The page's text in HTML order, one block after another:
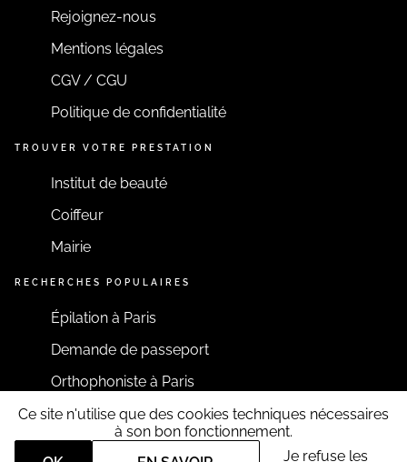
Rejoignez-nous
Mentions légales
CGV / CGU
Politique de confidentialité
TROUVER VOTRE PRESTATION
Institut de beauté
Coiffeur
Mairie
RECHERCHES POPULAIRES
Épilation à Paris
Demande de passeport
Orthophoniste à Paris
RESTONS CONNECTÉS
Ce site n'utilise que des cookies techniques nécessaires
à son bon fonctionnement.
Je refuse les